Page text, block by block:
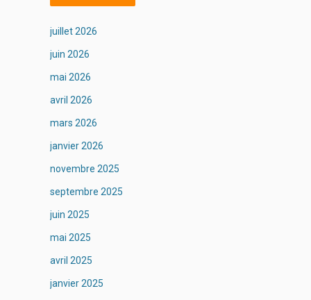
juillet 2026
juin 2026
mai 2026
avril 2026
mars 2026
janvier 2026
novembre 2025
septembre 2025
juin 2025
mai 2025
avril 2025
janvier 2025